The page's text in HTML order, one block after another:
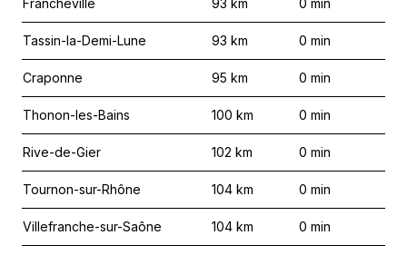
Francheville 93 km 0 min
Tassin-la-Demi-Lune 93 km 0 min
Craponne 95 km 0 min
Thonon-les-Bains 100 km 0 min
Rive-de-Gier 102 km 0 min
Tournon-sur-Rhône 104 km 0 min
Villefranche-sur-Saône 104 km 0 min